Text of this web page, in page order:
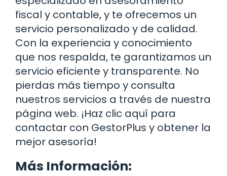
fiscal y contable, y te ofrecemos un
servicio personalizado y de calidad.
Con la experiencia y conocimiento
que nos respalda, te garantizamos un
servicio eficiente y transparente. No
pierdas más tiempo y consulta
nuestros servicios a través de nuestra
página web. ¡Haz clic aquí para
contactar con GestorPlus y obtener la
mejor asesoría!
Más Información: